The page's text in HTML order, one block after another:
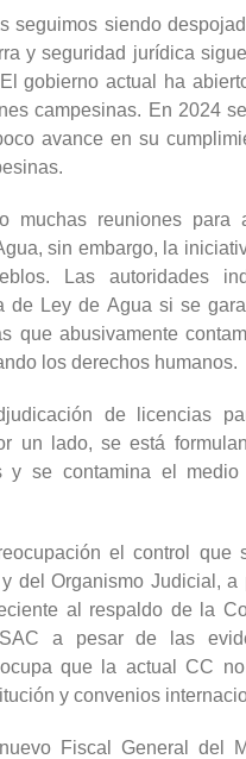
seguimos siendo
y seguridad jurídica
gobierno actual ha
campesinas. En 2024
avance en su
muchas reuniones
sin embargo, la
Las autoridades
de Ley de Agua si se
que abusivamente
los derechos humanos.
de licencias
un lado, se está
y se contamina el
el control
del Organismo Judicial,
al respaldo de la
a pesar de las
que la actual CC
y convenios
Fiscal General del